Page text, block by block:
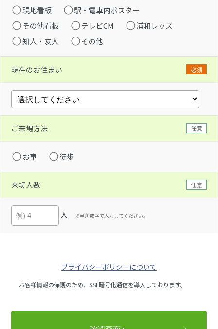
現地看板
駅・電車内ポスター
その他看板
テレビCM
浦和レッズ
知人・友人
その他
現在のお住まい 必須
ご来場方法 任意
お車 徒歩
来場人数 任意
人 ※半角数字で入力してください。
プライバシーポリシーについて
お客様情報の保護のため、SSL暗号化通信を導入しております。